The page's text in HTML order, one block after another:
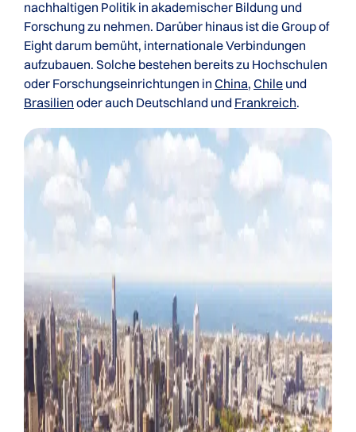
nachhaltigen Politik in akademischer Bildung und
Forschung zu nehmen. Darüber hinaus ist die Group of
Eight darum bemüht, internationale Verbindungen
aufzubauen. Solche bestehen bereits zu Hochschulen
oder Forschungseinrichtungen in China, Chile und
Brasilien oder auch Deutschland und Frankreich.